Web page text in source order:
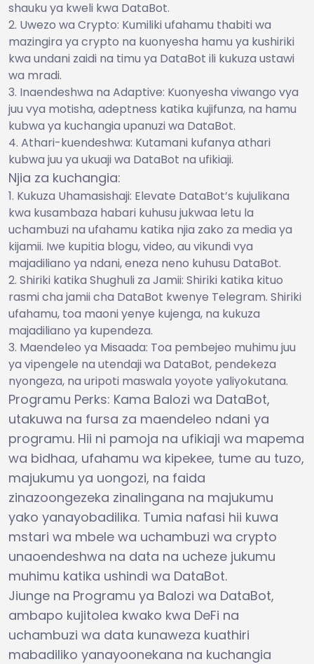
shauku ya kweli kwa DataBot.
Uwezo wa Crypto: Kumiliki ufahamu thabiti wa
mazingira ya crypto na kuonyesha hamu ya kushiriki
kwa undani zaidi na timu ya DataBot ili kukuza ustawi
wa mradi.
Inaendeshwa na Adaptive: Kuonyesha viwango vya
juu vya motisha, adeptness katika kujifunza, na hamu
kubwa ya kuchangia upanuzi wa DataBot.
Athari-kuendeshwa: Kutamani kufanya athari
kubwa juu ya ukuaji wa DataBot na ufikiaji.
Njia za kuchangia:
Kukuza Uhamasishaji: Elevate DataBot’s kujulikana
kwa kusambaza habari kuhusu jukwaa letu la
uchambuzi na ufahamu katika njia zako za media ya
kijamii. Iwe kupitia blogu, video, au vikundi vya
majadiliano ya ndani, eneza neno kuhusu DataBot.
Shiriki katika Shughuli za Jamii: Shiriki katika kituo
rasmi cha jamii cha DataBot kwenye Telegram. Shiriki
ufahamu, toa maoni yenye kujenga, na kukuza
majadiliano ya kupendeza.
Maendeleo ya Misaada: Toa pembejeo muhimu juu
ya vipengele na utendaji wa DataBot, pendekeza
nyongeza, na uripoti maswala yoyote yaliyokutana.
Programu Perks: Kama Balozi wa DataBot,
utakuwa na fursa za maendeleo ndani ya
programu. Hii ni pamoja na ufikiaji wa mapema
wa bidhaa, ufahamu wa kipekee, tume au tuzo,
majukumu ya uongozi, na faida
zinazoongezeka zinalingana na majukumu
yako yanayobadilika. Tumia nafasi hii kuwa
mstari wa mbele wa uchambuzi wa crypto
unaoendeshwa na data na ucheze jukumu
muhimu katika ushindi wa DataBot.
Jiunge na Programu ya Balozi wa DataBot,
ambapo kujitolea kwako kwa DeFi na
uchambuzi wa data kunaweza kuathiri
mabadiliko yanayoonekana na kuchangia